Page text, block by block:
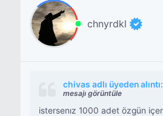
chnyrdkl
chivas adlı üyeden alıntı:
mesajı görüntüle
istersenız 1000 adet özgün